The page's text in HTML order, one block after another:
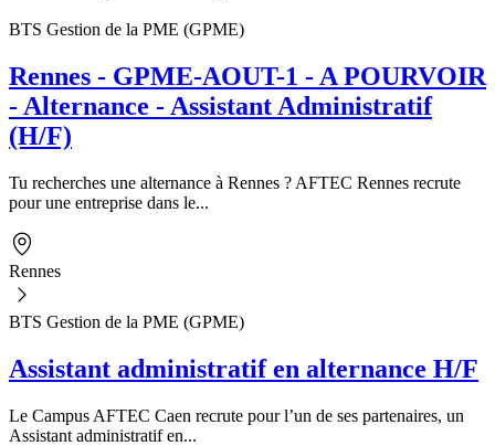
BTS Gestion de la PME (GPME)
Rennes - GPME-AOUT-1 - A POURVOIR
- Alternance - Assistant Administratif
(H/F)
Tu recherches une alternance à Rennes ? AFTEC Rennes recrute
pour une entreprise dans le...
Rennes
BTS Gestion de la PME (GPME)
Assistant administratif en alternance H/F
Le Campus AFTEC Caen recrute pour l’un de ses partenaires, un
Assistant administratif en...